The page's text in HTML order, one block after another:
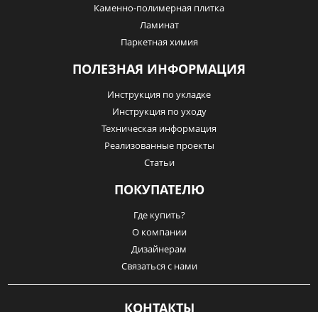
Каменно-полимерная плитка
Ламинат
Паркетная химия
ПОЛЕЗНАЯ ИНФОРМАЦИЯ
Инструкция по укладке
Инструкция по уходу
Техническая информация
Реализованные проекты
Статьи
ПОКУПАТЕЛЮ
Где купить?
О компании
Дизайнерам
Связаться с нами
КОНТАКТЫ